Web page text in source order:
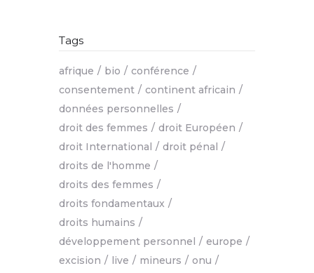
Tags
afrique bio
conférence
consentement
continent africain
données personnelles
droit des femmes
droit Européen
droit International
droit pénal
droits de l'homme
droits des femmes
droits fondamentaux
droits humains
développement personnel
europe
excision
live mineurs
onu